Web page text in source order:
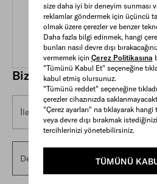
size daha iyi bir deneyim sunması
reklamlar göndermek için üçüncü
olmak üzere çerezler ve benzer
Daha fazla bilgi edinmek, hangi
bunları nasıl devre dışı
vermemek için Çerez Politikasına
"Tümünü Kabul Et" seçeneğine
kabul etmiş olursunuz.
"Tümünü reddet" seçeneğine
çerezler cihazınızda
"Çerez ayarları" na tıklayarak
veya devre dışı bırakmak
tercihlerinizi yönetebilirsiniz.
TÜMÜNÜ
ŞIMDI RANDEVU ALIN
Bize e-posta gönderin
İletişim nedeni*
Detaylar*